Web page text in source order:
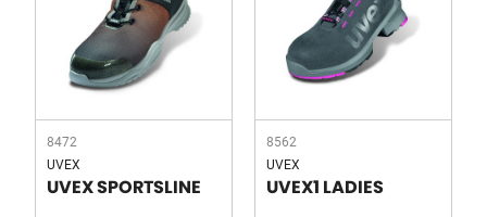
8472
UVEX
UVEX SPORTSLINE
8562
UVEX
UVEX1 LADIES